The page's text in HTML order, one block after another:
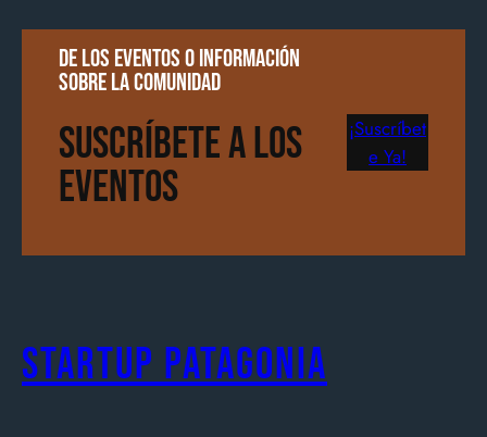
De los eventos o información
sobre la comunidad
Suscríbete a los
Eventos
¡Suscríbet
e Ya!
Startup Patagonia